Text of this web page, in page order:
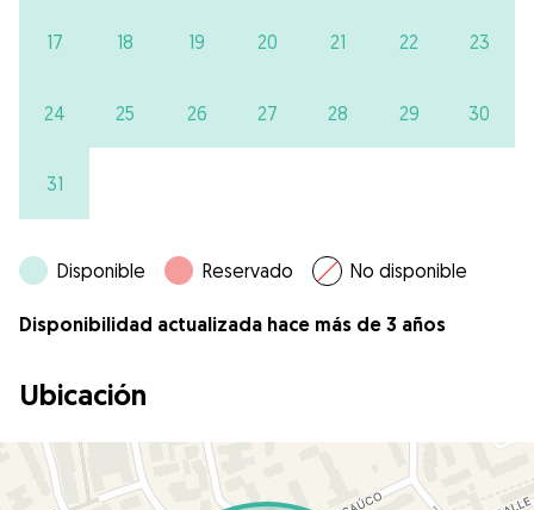
17 18 19 20 21 22 23
24 25 26 27 28 29 30
31
Disponible Reservado No disponible
Disponibilidad actualizada hace más de 3 años
Ubicación